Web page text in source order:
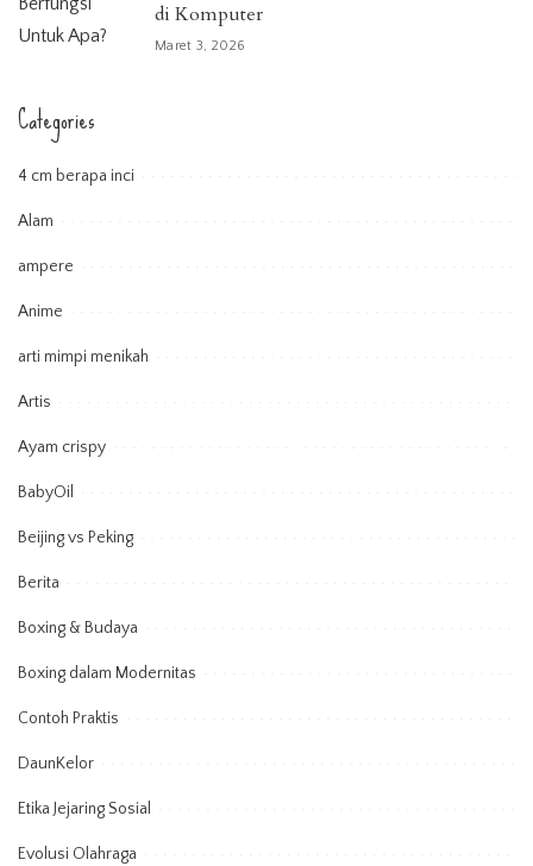
di Komputer
Maret 3, 2026
Categories
4 cm berapa inci
Alam
ampere
Anime
arti mimpi menikah
Artis
Ayam crispy
BabyOil
Beijing vs Peking
Berita
Boxing & Budaya
Boxing dalam Modernitas
Contoh Praktis
DaunKelor
Etika Jejaring Sosial
Evolusi Olahraga